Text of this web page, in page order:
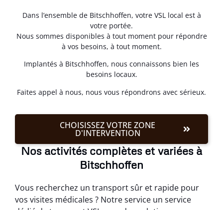
Dans l’ensemble de Bitschhoffen, votre VSL local est à
votre portée.
Nous sommes disponibles à tout moment pour répondre
à vos besoins, à tout moment.
Implantés à Bitschhoffen, nous connaissons bien les
besoins locaux.
Faites appel à nous, nous vous répondrons avec sérieux.
CHOISISSEZ VOTRE ZONE
D'INTERVENTION
Nos activités complètes et variées à
Bitschhoffen
Vous recherchez un transport sûr et rapide pour
vos visites médicales ? Notre service un service